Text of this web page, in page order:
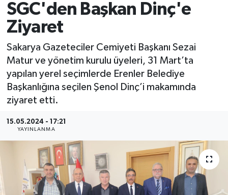
SGC'den Başkan Dinç'e
Ziyaret
Sakarya Gazeteciler Cemiyeti Başkanı Sezai
Matur ve yönetim kurulu üyeleri, 31 Mart’ta
yapılan yerel seçimlerde Erenler Belediye
Başkanlığına seçilen Şenol Dinç’i makamında
ziyaret etti.
15.05.2024 - 17:21
YAYINLANMA